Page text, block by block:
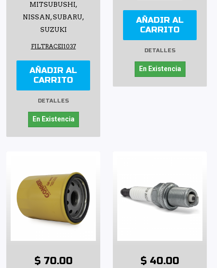
MITSUBUSHI,
NISSAN, SUBARU,
SUZUKI
FILTRACEI1037
AÑADIR AL
CARRITO
DETALLES
En Existencia
AÑADIR AL
CARRITO
DETALLES
En Existencia
$ 70.00 $ 40.00